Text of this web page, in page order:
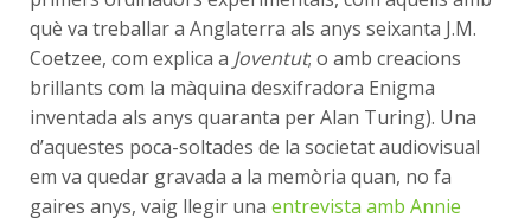
què va treballar a Anglaterra als anys seixanta J.M.
Coetzee, com explica a Joventut; o amb creacions
brillants com la màquina desxifradora Enigma
inventada als anys quaranta per Alan Turing). Una
d’aquestes poca-soltades de la societat audiovisual
em va quedar gravada a la memòria quan, no fa
gaires anys, vaig llegir una entrevista amb Annie